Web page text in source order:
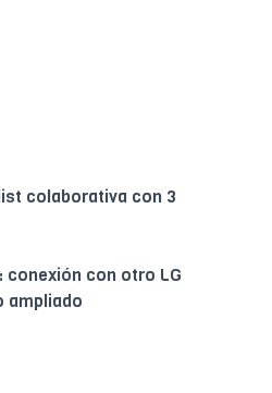
colaborativa con 3
conexión con otro LG
ampliado